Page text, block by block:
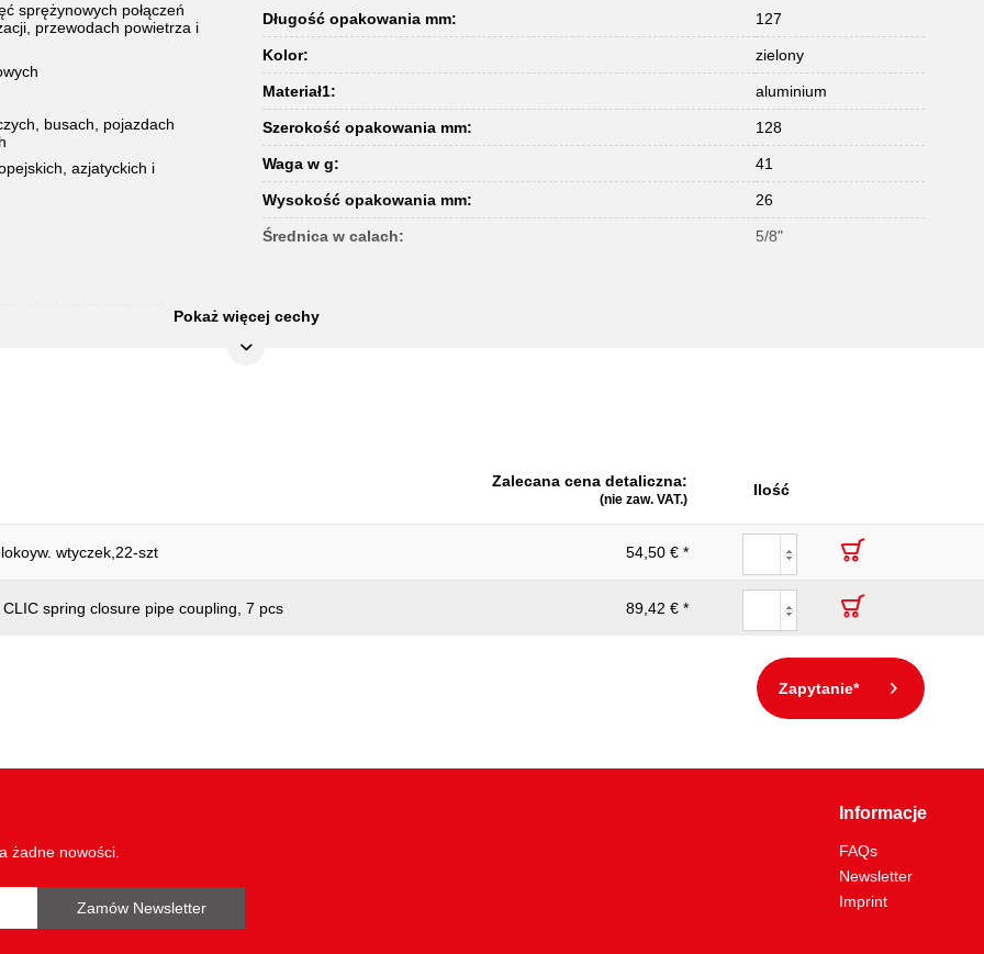
sprężynowych połączeń
przewodach powietrza i
busach, pojazdach
azjatyckich i
Długość opakowania mm: 127
Kolor: zielony
Materiał1: aluminium
Szerokość opakowania mm: 128
Waga w g: 41
Wysokość opakowania mm: 26
Średnica w calach: 5/8"
Pokaż więcej cechy
Zalecana cena detaliczna:
(nie zaw. VAT.)
Ilość
wtyczek,22-szt 54,50 € *
spring closure pipe coupling, 7 pcs 89,42 € *
Zapytanie*
żadne nowości.
Zamów Newsletter
Informacje
FAQs
Newsletter
Imprint